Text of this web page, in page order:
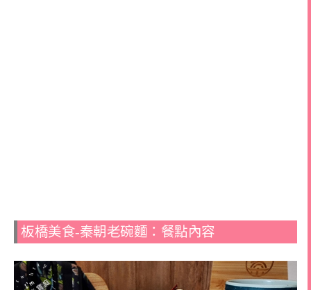
板橋美食-秦朝老碗麵：餐點內容